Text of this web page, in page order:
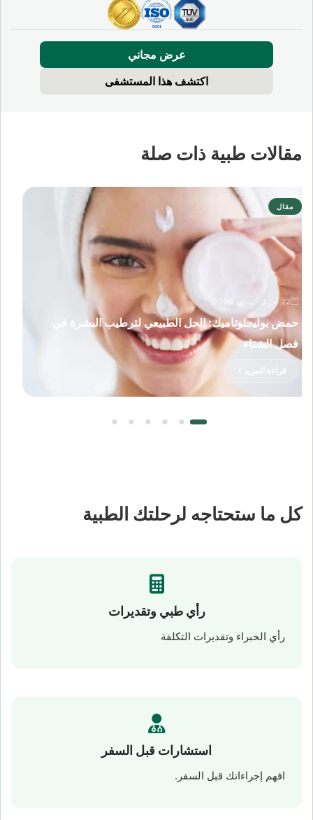
عرض مجاني
اكتشف هذا المستشفى
مقالات طبية ذات صلة
مقال
22 أفريل-نيسان 2026
حمض بوليجلوتاميك: الحل الطبيعي لترطيب البشرة في
فصل الشتاء
قراءة المزيد
كل ما ستحتاجه لرحلتك الطبية
رأي طبي وتقديرات
رأي الخبراء وتقديرات التكلفة
استشارات قبل السفر
افهم إجراءاتك قبل السفر.